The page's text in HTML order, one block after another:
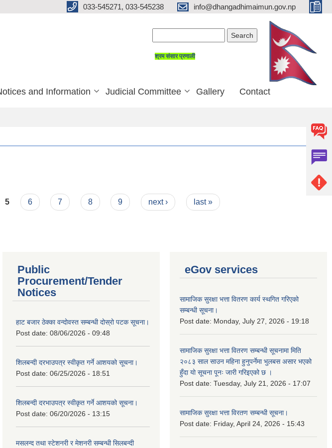
033-545271, 033-545238 info@dhangadhimaimun.gov.np
श्रम संसार प्रणाली
and Information Judicial Committee Gallery Contact
5 6 7 8 9 next › last »
Public
Procurement/Tender
Notices
हाट बजार ठेक्का वन्दोवस्त सम्बन्धी दोस्रो पटक सूचना।
Post date: 08/06/2026 - 09:48
शिलबन्दी दरभाउपत्र स्वीकृत गर्ने आशयको सूचना।
Post date: 06/25/2026 - 18:51
शिलबन्दी दरभाउपत्र स्वीकृत गर्ने आशयको सूचना।
Post date: 06/20/2026 - 13:15
मसलन्द तथा स्टेशनरी र मेशनरी सम्बन्धी सिलबन्दी
eGov services
सामाजिक सुरक्षा भत्ता वितरण कार्य स्थगित गरिएको
सम्बन्धी सूचना।
Post date: Monday, July 27, 2026 - 19:18
सामाजिक सुरक्षा भत्ता वितरण सम्बन्धी सूचनामा मिति
२०८३ साल साउन महिना हुनुपर्नेमा भुलबस असार भएको
हुँदा यो सूचना पूनः जारी गरिइएको छ ।
Post date: Tuesday, July 21, 2026 - 17:07
सामाजिक सुरक्षा भत्ता विरतण सम्बन्धी सूचना।
Post date: Friday, April 24, 2026 - 15:43